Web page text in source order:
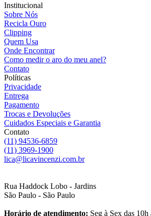
Institucional
Sobre Nós
Recicla Ouro
Clipping
Quem Usa
Onde Encontrar
Como medir o aro do meu anel?
Contato
Políticas
Privacidade
Entrega
Pagamento
Trocas e Devoluções
Cuidados Especiais e Garantia
Contato
(11) 94536-6859
(11) 3969-1900
lica@licavincenzi.com.br
Rua Haddock Lobo - Jardins
São Paulo - São Paulo
Horário de atendimento: Seg à Sex das 10h